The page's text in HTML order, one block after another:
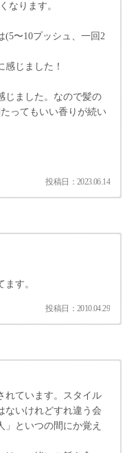
なります。
(5〜10プッシュ、一回2
じました！
じました。なので髪の
ってもいい香りが続い
投稿日：2023.06.14
す。
投稿日：2010.04.29
れています。スタイル
ないけれどすれ違う会
といつの間にか覚え